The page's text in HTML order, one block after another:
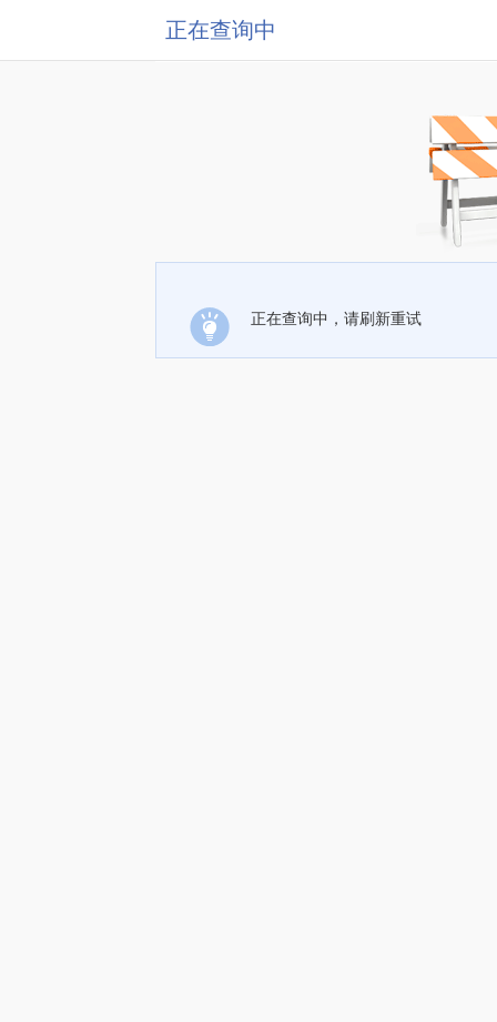
正在查询中
正在查询中，请刷新重试